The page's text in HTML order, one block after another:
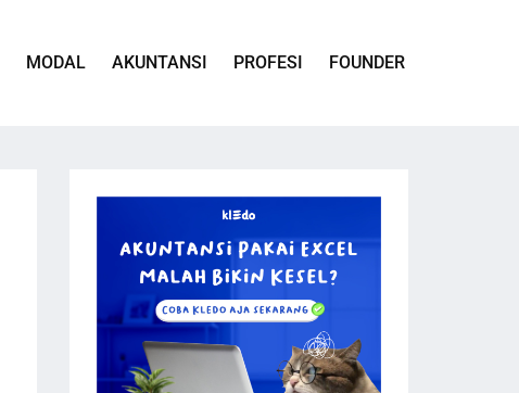
MODAL AKUNTANSI PROFESI FOUNDER